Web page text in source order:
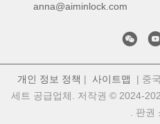
anna@aiminlock.com
개인 정보 정책 | 사이트맵 | 중
세트 공급업체. 저작권 © 2024-
. 판권